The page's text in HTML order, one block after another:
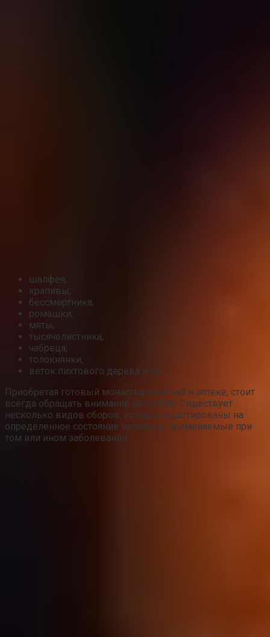
шалфея;
крапивы;
бессмертника;
ромашки;
мяты;
тысячелистника;
чабреца;
толокнянки;
веток пихтового дерева и пр.
Приобретая готовый монастырский чай в аптеке, стоит
всегда обращать внимание на состав. Существует
несколько видов сборов, которые адаптированы на
определенное состояние человека, применяемые при
том или ином заболевании.